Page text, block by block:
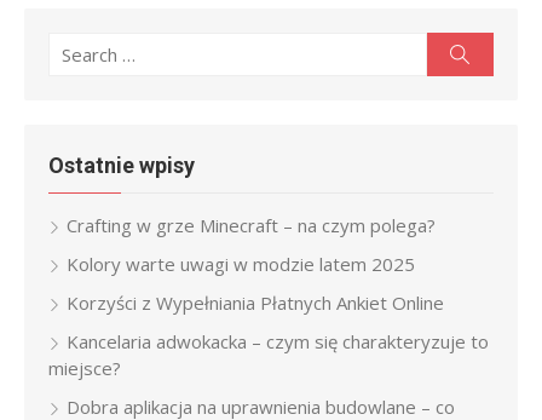
Search
Ostatnie wpisy
Crafting w grze Minecraft – na czym polega?
Kolory warte uwagi w modzie latem 2025
Korzyści z Wypełniania Płatnych Ankiet Online
Kancelaria adwokacka – czym się charakteryzuje to
miejsce?
Dobra aplikacja na uprawnienia budowlane – co